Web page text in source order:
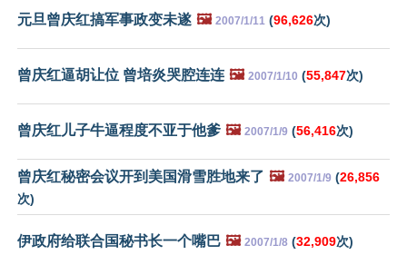
元旦曾庆红搞军事政变未遂 🖼️ 2007/1/11 (96,626次)
曾庆红逼胡让位 曾培炎哭腔连连 🖼️ 2007/1/10 (55,847次)
曾庆红儿子牛逼程度不亚于他爹 🖼️ 2007/1/9 (56,416次)
曾庆红秘密会议开到美国滑雪胜地来了 🖼️ 2007/1/9 (26,856
次)
伊政府给联合国秘书长一个嘴巴 🖼️ 2007/1/8 (32,909次)